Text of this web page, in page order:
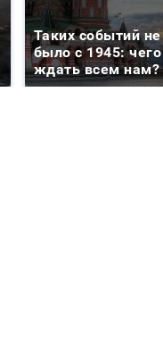
Таких событий не
было с 1945: чего
ждать всем нам?